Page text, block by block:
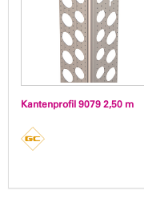
Kantenprofil 9079 2,50 m